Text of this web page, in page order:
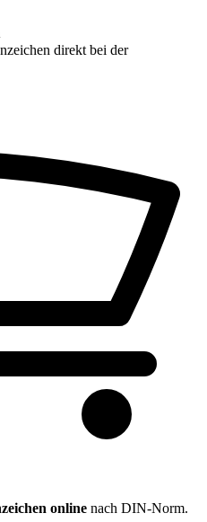
direkt bei der
online nach DIN-Norm.